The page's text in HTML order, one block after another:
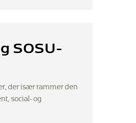
SOSU-
der især rammer den
social- og